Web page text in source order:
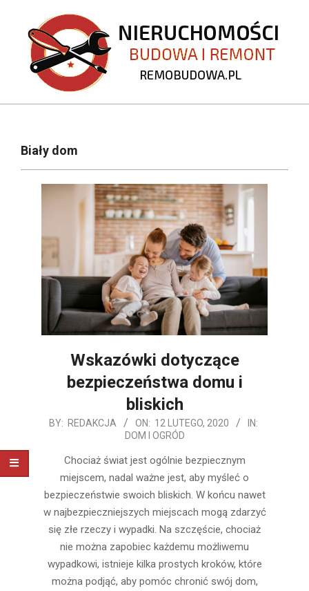
content
REMOBUDOWA.PL
NavigationBiały dom
Wskazówki dotyczące
bezpieczeństwa domu i
bliskich
2020-
BY: REDAKCJA ON: 12 LUTEGO, 2020
IN:
DOM I OGRÓD
Chociaż świat jest ogólnie bezpiecznym
miejscem, nadal ważne jest, aby myśleć o
bezpieczeństwie swoich bliskich. W końcu nawet
w najbezpieczniejszych miejscach mogą zdarzyć
się złe rzeczy i wypadki. Na szczęście, chociaż
nie można zapobiec każdemu możliwemu
wypadkowi, istnieje kilka prostych kroków, które
można podjąć, aby pomóc chronić swój dom,